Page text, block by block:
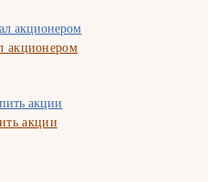
акционером
акции